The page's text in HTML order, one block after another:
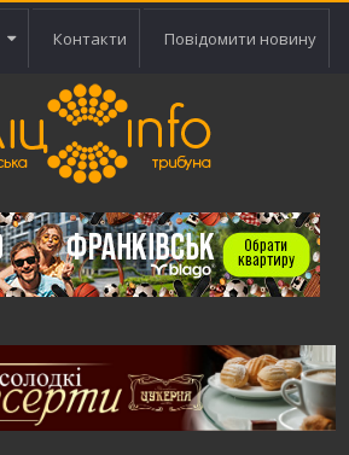
Контакти Повідомити новину